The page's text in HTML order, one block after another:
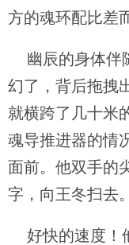
方的魂环配比差
幽辰的身体伴
幻了，背后拖拽
就横跨了几十米
魂导推进器的情
面前。他双手的
字，向王冬扫去。
好快的速度！